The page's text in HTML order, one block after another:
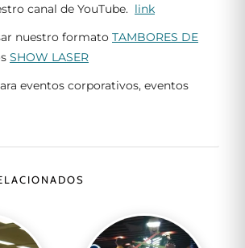
canal de YouTube. link
nuestro formato TAMBORES DE
SHOW LASER
eventos corporativos, eventos